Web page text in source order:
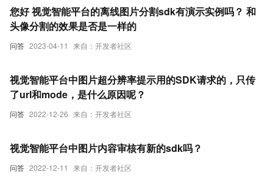
问答 2023-04-11 来自：开发者社区
您好 视觉智能平台的离线图片分割sdk有演示实例吗？ 和
头像分割的效果是否是一样的
问答 2022-12-26 来自：开发者社区
视觉智能平台中图片超分辨率提示用的SDK请求的，只传
了url和mode，是什么原因呢？
问答 2022-12-11 来自：开发者社区
视觉智能平台中图片内容审核有新的sdk吗？